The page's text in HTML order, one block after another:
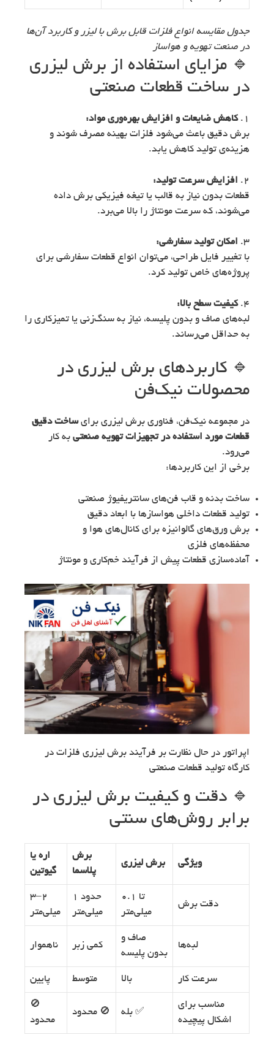
جدول مقایسه انواع فلزات قابل برش با لیزر و کاربرد آن‌ها
در صنعت تهویه و هواساز
🔹 مزایای استفاده از برش لیزری
در ساخت قطعات صنعتی
۱.
کاهش ضایعات و افزایش بهره‌وری مواد:
برش دقیق باعث می‌شود فلزات بهینه مصرف شوند و
هزینه‌ی تولید کاهش یابد.
۲.
افزایش سرعت تولید:
قطعات بدون نیاز به قالب یا تیغه فیزیکی برش داده
می‌شوند، که سرعت مونتاژ را بالا می‌برد.
۳. امکان تولید سفارشی:
با تغییر فایل طراحی، می‌توان انواع قطعات سفارشی برای
پروژه‌های خاص تولید کرد.
۴. کیفیت سطح بالا:
لبه‌های صاف و بدون پلیسه، نیاز به سنگ‌زنی یا تمیزکاری را
به حداقل می‌رساند.
🔹 کاربردهای برش لیزری در
محصولات نیک‌فن
در مجموعه نیک‌فن، فناوری برش لیزری برایساخت دقیق
قطعات مورد استفاده در تجهیزات تهویه صنعتی به کار
می‌رود.
برخی از این کاربردها:
ساخت بدنه و قاب فن‌های سانتریفیوژ صنعتی
تولید قطعات داخلی هواسازها با ابعاد دقیق
برش ورق‌های گالوانیزه برای کانال‌های هوا و
محفظه‌های فلزی
آماده‌سازی قطعات پیش از فرآیند خم‌کاری و مونتاژ
اپراتور در حال نظارت بر فرآیند برش لیزری فلزات در
کارگاه تولید قطعات صنعتی
🔹 دقت و کیفیت برش لیزری در
برابر روش‌های سنتی
ویژگی برش لیزری
برش
پلاسما
اره یا
گیوتین
دقت برش
تا ۰.۱
میلی‌متر
حدود ۱
میلی‌متر
۲–۳
میلی‌متر
لبه‌ها
صاف و
بدون پلیسه
کمی زبر ناهموار
سرعت کار بالا متوسط پایین
مناسب برای
اشکال پیچیده
✅ بله 🚫 محدود
🚫
محدود